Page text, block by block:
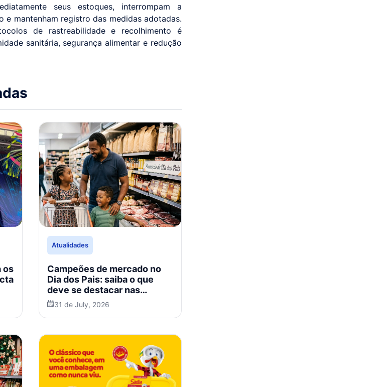
seus estoques, interrompam a
mantenham registro das medidas adotadas.
de rastreabilidade e recolhimento é
sanitária, segurança alimentar e redução
os
Atualidades
Campeões de mercado no
Dia dos Pais: saiba o que
deve se destacar nas
vendas em 2026
31 de July, 2026